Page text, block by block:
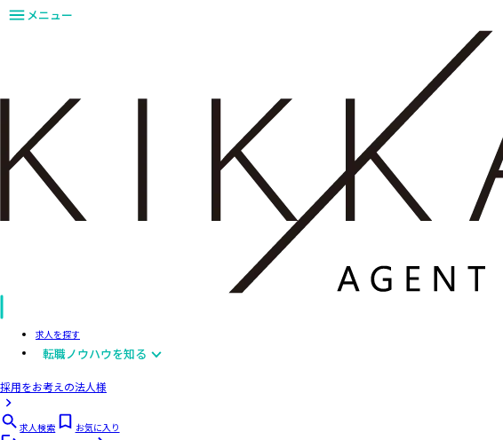
メニュー
求人を探す
転職ノウハウを知る
採用をお考えの法人様
求人検索
お気に入り